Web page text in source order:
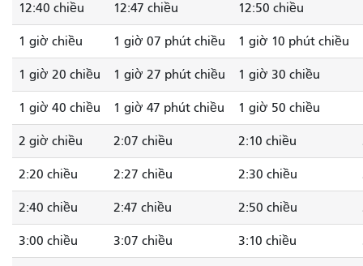
12:40 chiều 12:47 chiều 12:50 chiều
1 giờ chiều 1 giờ 07 phút chiều 1 giờ 10 phút chiều
1 giờ 20 chiều 1 giờ 27 phút chiều 1 giờ 30 chiều
1 giờ 40 chiều 1 giờ 47 phút chiều 1 giờ 50 chiều
2 giờ chiều 2:07 chiều 2:10 chiều
2:20 chiều 2:27 chiều 2:30 chiều
2:40 chiều 2:47 chiều 2:50 chiều
3:00 chiều 3:07 chiều 3:10 chiều